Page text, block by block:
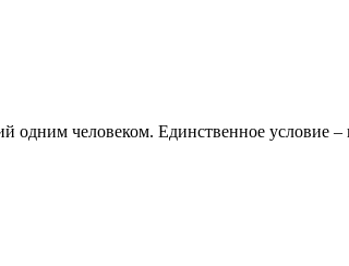
человеком. Единственное условие –